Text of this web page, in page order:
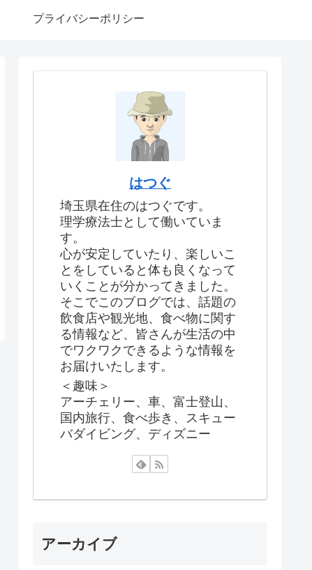
プライバシーポリシー
はつぐ
埼玉県在住のはつぐです。
理学療法士として働いていま
す。
心が安定していたり、楽しいこ
とをしていると体も良くなって
いくことが分かってきました。
そこでこのブログでは、話題の
飲食店や観光地、食べ物に関す
る情報など、皆さんが生活の中
でワクワクできるような情報を
お届けいたします。
＜趣味＞
アーチェリー、車、富士登山、
国内旅行、食べ歩き、スキュー
バダイビング、ディズニー
アーカイブ